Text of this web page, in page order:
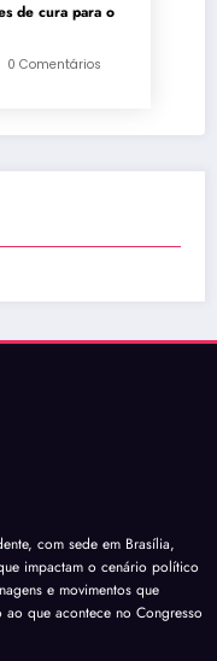
de cura para o
0 Comentários
com sede em Brasília,
impactam o cenário político
e movimentos que
que acontece no Congresso